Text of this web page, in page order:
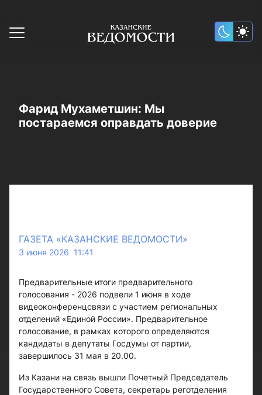
Фарид Мухаметшин: Мы
постараемся оправдать доверие
ГАЗЕТА «КАЗАНСКИЕ ВЕДОМОСТИ»
3 июня 2026 11:41
Предварительные итоги предварительного
голосования - 2026 подвели 1 июня в ходе
видеоконференцсвязи с участием региональных
отделений «Единой России». Предварительное
голосование, в рамках которого определяются
кандидаты в депутаты Госдумы от партии,
завершилось 31 мая в 20.00.
Из Казани на связь вышли Почетный Председатель
Государственного Совета, секретарь реготделения